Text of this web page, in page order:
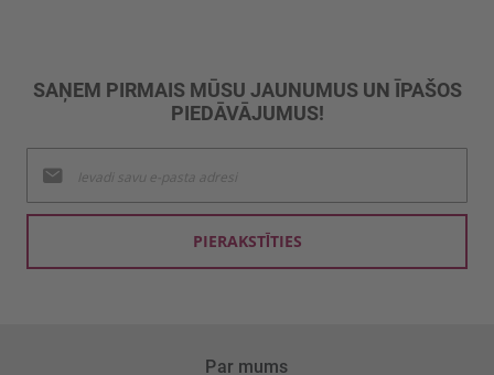
SAŅEM PIRMAIS MŪSU JAUNUMUS UN ĪPAŠOS
PIEDĀVĀJUMUS!
jaunumu
saņemšanai:
PIERAKSTĪTIES
Par mums